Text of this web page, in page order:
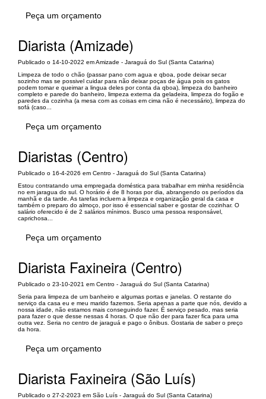
Peça um orçamento
Diarista (Amizade)
Publicado o 14-10-2022 em Amizade - Jaraguá do Sul (Santa Catarina)
Limpeza de todo o chão (passar pano com agua e qboa, pode deixar secar
sozinho mas se possivel cuidar para não deixar poças de água pois os gatos
podem tomar e queimar a lingua deles por conta da qboa), limpeza do banheiro
completo e parede do banheiro, limpeza externa da geladeira, limpeza do fogão e
paredes da cozinha (a mesa com as coisas em cima não é necessário), limpeza do
sofá (caso...
Peça um orçamento
Diaristas (Centro)
Publicado o 16-4-2026 em Centro - Jaraguá do Sul (Santa Catarina)
Estou contratando uma empregada doméstica para trabalhar em minha residência
no em jaragua do sul. O horário é de 8 horas por dia, abrangendo os períodos da
manhã e da tarde. As tarefas incluem a limpeza e organização geral da casa e
também o preparo do almoço, por isso é essencial saber e gostar de cozinhar. O
salário oferecido é de 2 salários mínimos. Busco uma pessoa responsável,
caprichosa...
Peça um orçamento
Diarista Faxineira (Centro)
Publicado o 23-10-2021 em Centro - Jaraguá do Sul (Santa Catarina)
Seria para limpeza de um banheiro e algumas portas e janelas. O restante do
serviço da casa eu e meu marido fazemos. Seria apenas a parte que nós, devido a
nossa idade, não estamos mais conseguindo fazer. É serviço pesado, mas seria
para fazer o que desse nessas 4 horas. O que não der para fazer fica para uma
outra vez. Seria no centro de jaraguá e pago o ônibus. Gostaria de saber o preço
da hora.
Peça um orçamento
Diarista Faxineira (São Luís)
Publicado o 27-2-2023 em São Luís - Jaraguá do Sul (Santa Catarina)